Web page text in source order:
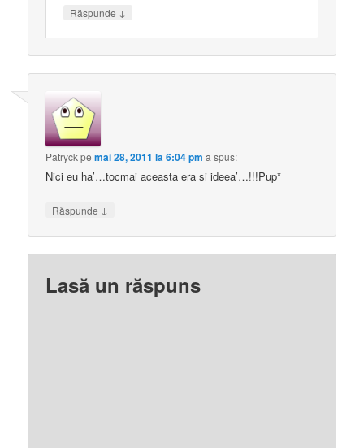
Răspunde ↓
Patryckpemai 28, 2011 la 6:04 pm a spus:
Nici eu ha’…tocmai aceasta era si ideea’…!!!Pup*
Răspunde ↓
Lasă un răspuns